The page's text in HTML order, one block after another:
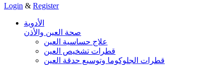
Login & Register
الأدوية
صحة العين والأذن
علاج حساسية العين
قطرات تشخيص العين
قطرات الجلوكوما وتوسيع حدقة العين